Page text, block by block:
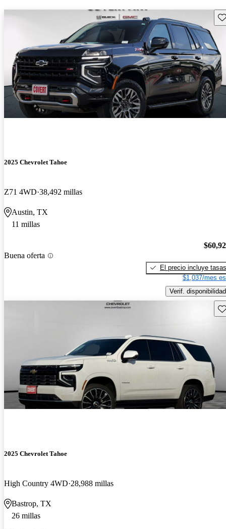
2025 Chevrolet Tahoe
Z71 4WD 38,492 millas
Austin, TX
11 millas
Buena oferta
El precio incluye tasas
$1,037/mes
Verif. disponibilidad
2025 Chevrolet Tahoe
High Country 4WD 28,988 millas
Bastrop, TX
26 millas